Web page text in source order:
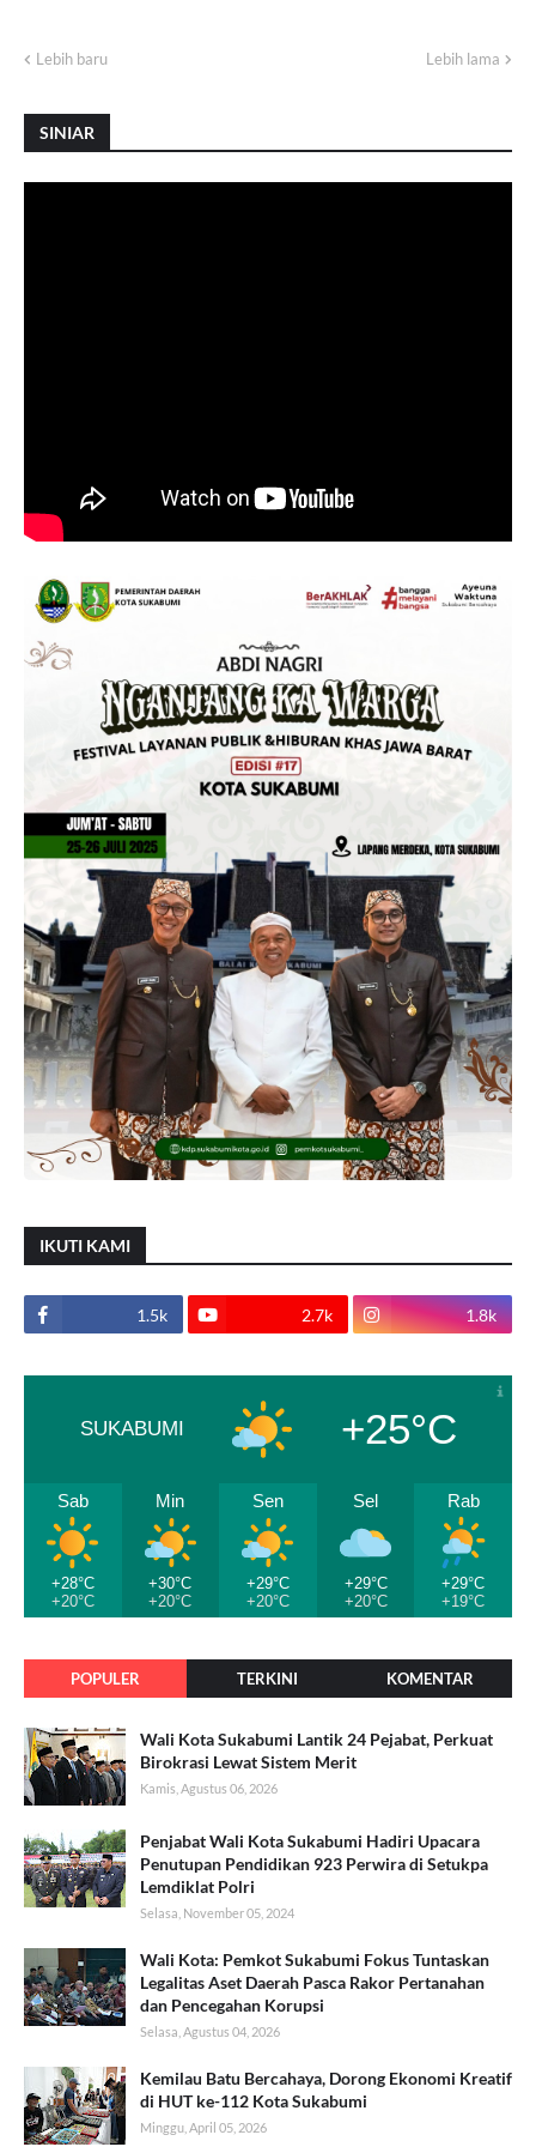
Lebih baru Lebih lama
SINIAR
IKUTI KAMI
1.5k 2.7k 1.8k
SUKABUMI +25°C
Sab
+28°C
+20°C
Min
+30°C
+20°C
Sen
+29°C
+20°C
Sel
+29°C
+20°C
Rab
+29°C
+19°C
POPULER TERKINI KOMENTAR
Wali Kota Sukabumi Lantik 24 Pejabat, Perkuat
Birokrasi Lewat Sistem Merit
Kamis, Agustus 06, 2026
Penjabat Wali Kota Sukabumi Hadiri Upacara
Penutupan Pendidikan 923 Perwira di Setukpa
Lemdiklat Polri
Selasa, November 05, 2024
Wali Kota: Pemkot Sukabumi Fokus Tuntaskan
Legalitas Aset Daerah Pasca Rakor Pertanahan
dan Pencegahan Korupsi
Selasa, Agustus 04, 2026
Kemilau Batu Bercahaya, Dorong Ekonomi Kreatif
di HUT ke-112 Kota Sukabumi
Minggu, April 05, 2026